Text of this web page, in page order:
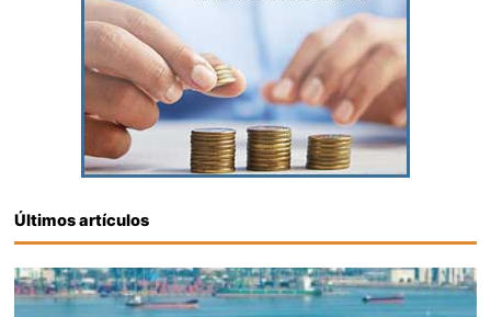
Últimos artículos